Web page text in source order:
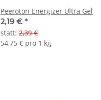
Peeroton Energizer Ultra Gel
2,19 € *
statt: 2,39 €
54,75 € pro 1 kg